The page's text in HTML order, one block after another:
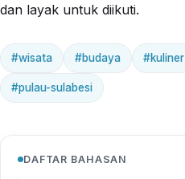
dan layak untuk diikuti.
#wisata #budaya #kuliner
#pulau-sulabesi
DAFTAR BAHASAN